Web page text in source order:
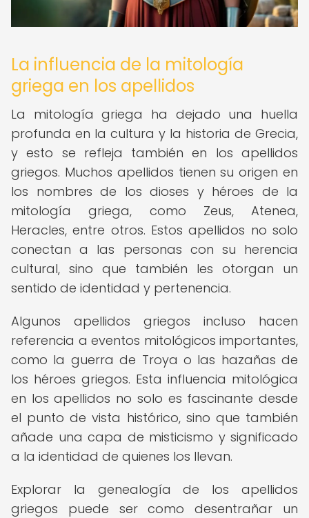
La influencia de la mitología
griega en los apellidos
La mitología griega ha dejado una huella
profunda en la cultura y la historia de Grecia,
y esto se refleja también en los apellidos
griegos. Muchos apellidos tienen su origen en
los nombres de los dioses y héroes de la
mitología griega, como Zeus, Atenea,
Heracles, entre otros. Estos apellidos no solo
conectan a las personas con su herencia
cultural, sino que también les otorgan un
sentido de identidad y pertenencia.
Algunos apellidos griegos incluso hacen
referencia a eventos mitológicos importantes,
como la guerra de Troya o las hazañas de
los héroes griegos. Esta influencia mitológica
en los apellidos no solo es fascinante desde
el punto de vista histórico, sino que también
añade una capa de misticismo y significado
a la identidad de quienes los llevan.
Explorar la genealogía de los apellidos
griegos puede ser como desentrañar un